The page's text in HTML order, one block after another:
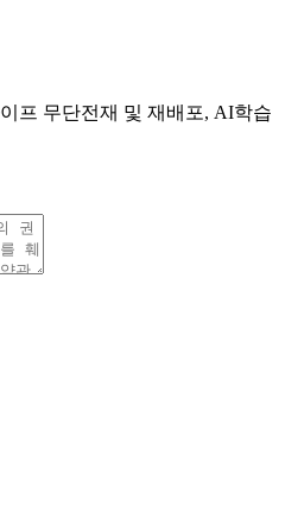
프 무단전재 및 재배포, AI학습